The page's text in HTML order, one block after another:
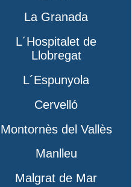
La Granada
L´Hospitalet de
Llobregat
L´Espunyola
Cervelló
Montornès del Vallès
Manlleu
Malgrat de Mar